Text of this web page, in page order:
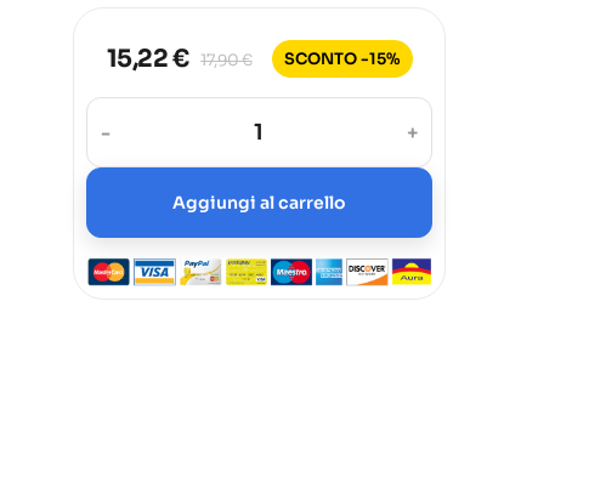
15,22 € 17,90 € SCONTO -15%
- +
Aggiungi al carrello